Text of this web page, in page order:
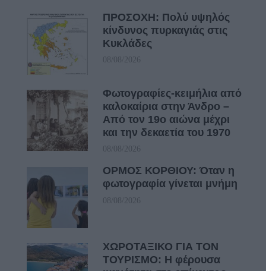
ΠΡΟΣΟΧΗ: Πολύ υψηλός
κίνδυνος πυρκαγιάς στις
Κυκλάδες
08/08/2026
Φωτογραφίες-κειμήλια από
καλοκαίρια στην Άνδρο –
Από τον 19ο αιώνα μέχρι
και την δεκαετία του 1970
08/08/2026
ΟΡΜΟΣ ΚΟΡΘΙΟΥ: Όταν η
φωτογραφία γίνεται μνήμη
08/08/2026
ΧΩΡΟΤΑΞΙΚΟ ΓΙΑ ΤΟΝ
ΤΟΥΡΙΣΜΟ: Η φέρουσα